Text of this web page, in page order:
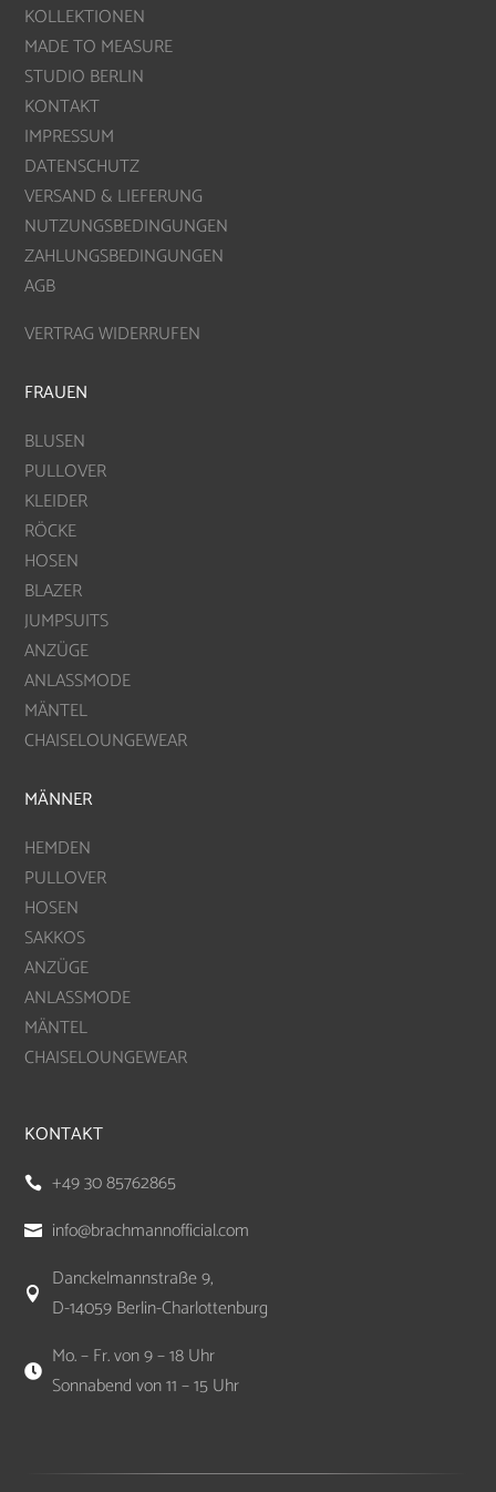
KOLLEKTIONEN
MADE TO MEASURE
STUDIO BERLIN
KONTAKT
IMPRESSUM
DATENSCHUTZ
VERSAND & LIEFERUNG
NUTZUNGSBEDINGUNGEN
ZAHLUNGSBEDINGUNGEN
AGB
VERTRAG WIDERRUFEN
FRAUEN
BLUSEN
PULLOVER
KLEIDER
RÖCKE
HOSEN
BLAZER
JUMPSUITS
ANZÜGE
ANLASSMODE
MÄNTEL
CHAISELOUNGEWEAR
MÄNNER
HEMDEN
PULLOVER
HOSEN
SAKKOS
ANZÜGE
ANLASSMODE
MÄNTEL
CHAISELOUNGEWEAR
KONTAKT
 +49 30 85762865
 info@brachmannofficial.com

Danckelmannstraße 9,
D-14059 Berlin-Charlottenburg

Mo. – Fr. von 9 – 18 Uhr
Sonnabend von 11 – 15 Uhr